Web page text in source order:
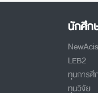
นักศึก
NewAcis
LEB2
ทุนการศึ
ทุนวิจัย